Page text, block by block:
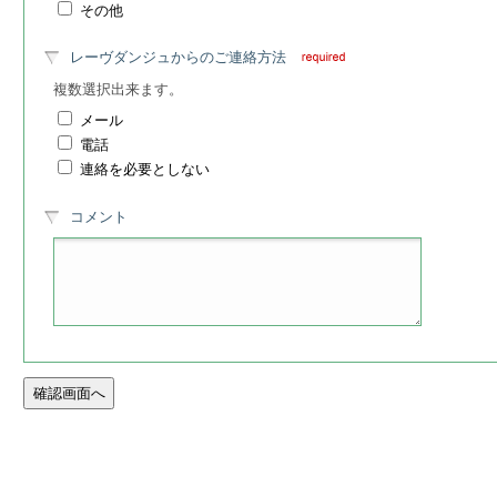
その他
レーヴダンジュからのご連絡方法
複数選択出来ます。
メール
電話
連絡を必要としない
コメント